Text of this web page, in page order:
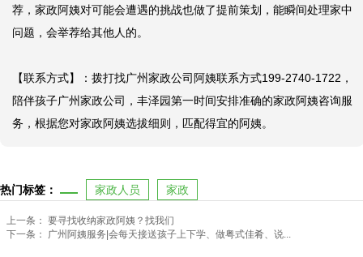
荐，家政阿姨对可能会遭遇的挑战也做了提前策划，能瞬间处理家中
问题，会举荐给其他人的。
【联系方式】：拨打找广州家政公司阿姨联系方式199-2740-1722，
陪伴孩子广州家政公司，丰泽园第一时间安排准确的家政阿姨咨询服
务，根据您对家政阿姨选拔细则，匹配得宜的阿姨。
热门标签： 家政人员 家政
上一条： 要寻找收纳家政阿姨？找我们
下一条：
广州阿姨服务|会每天接送孩子上下学、做粤式佳肴、说...